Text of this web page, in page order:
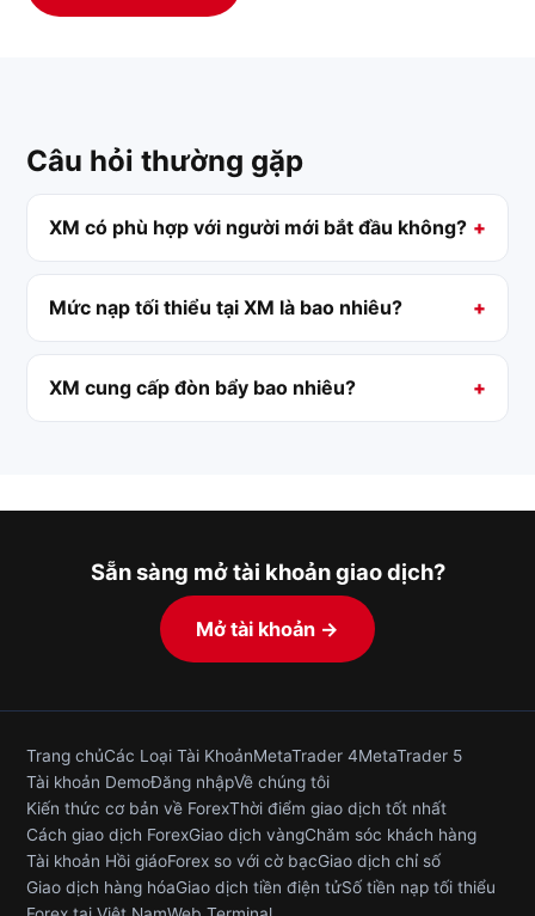
Câu hỏi thường gặp
XM có phù hợp với người mới bắt đầu không?
Mức nạp tối thiểu tại XM là bao nhiêu?
XM cung cấp đòn bẩy bao nhiêu?
Sẵn sàng mở tài khoản giao dịch?
Mở tài khoản →
Trang chủCác Loại Tài KhoảnMetaTrader 4MetaTrader 5
Tài khoản DemoĐăng nhậpVề chúng tôi
Kiến thức cơ bản về ForexThời điểm giao dịch tốt nhất
Cách giao dịch ForexGiao dịch vàngChăm sóc khách hàng
Tài khoản Hồi giáoForex so với cờ bạcGiao dịch chỉ số
Giao dịch hàng hóaGiao dịch tiền điện tửSố tiền nạp tối thiểu